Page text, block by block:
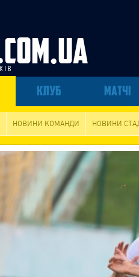
КЛУБ МАТЧІ
НОВИНИ КОМАНДИ НОВИНИ